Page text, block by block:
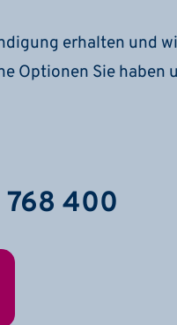
erhalten und
Optionen Sie haben
400